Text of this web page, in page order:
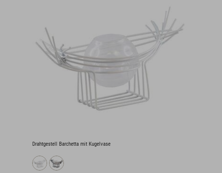
Drahtgestell Barchetta mit Kugelvase